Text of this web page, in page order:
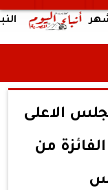
النبؤة
الاعلى
من